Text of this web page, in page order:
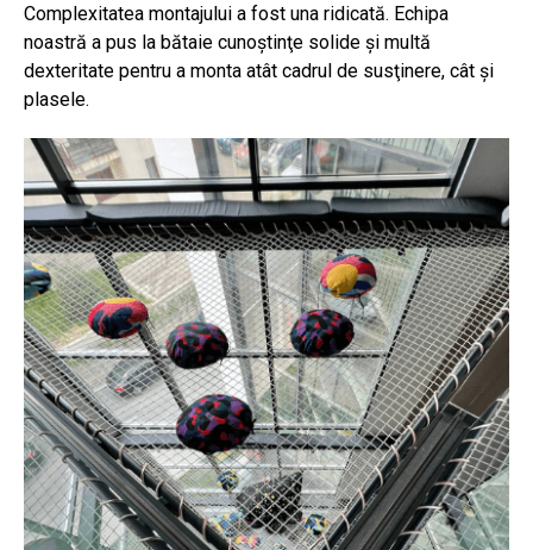
Complexitatea montajului a fost una ridicată. Echipa
noastră a pus la bătaie cunoştinţe solide şi multă
dexteritate pentru a monta atât cadrul de susţinere, cât şi
plasele.